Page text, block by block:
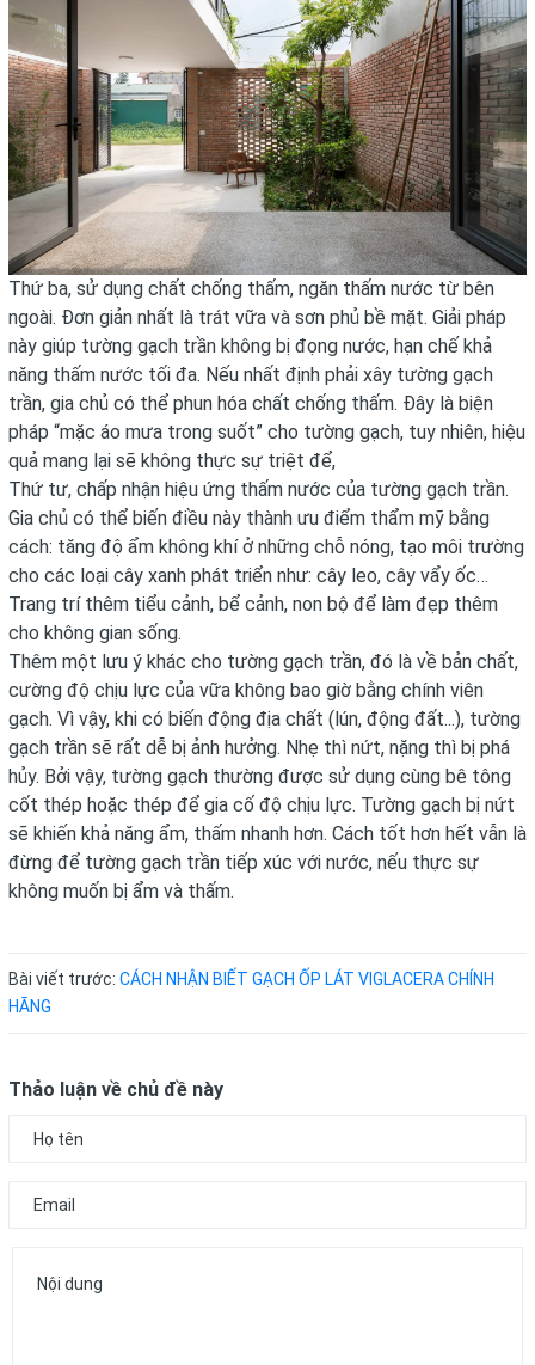
Thứ ba, sử dụng chất chống thấm, ngăn thấm nước từ bên
ngoài. Đơn giản nhất là trát vữa và sơn phủ bề mặt. Giải pháp
này giúp tường gạch trần không bị đọng nước, hạn chế khả
năng thấm nước tối đa. Nếu nhất định phải xây tường gạch
trần, gia chủ có thể phun hóa chất chống thấm. Đây là biện
pháp “mặc áo mưa trong suốt” cho tường gạch, tuy nhiên, hiệu
quả mang lại sẽ không thực sự triệt để,
Thứ tư, chấp nhận hiệu ứng thấm nước của tường gạch trần.
Gia chủ có thể biến điều này thành ưu điểm thẩm mỹ bằng
cách: tăng độ ẩm không khí ở những chỗ nóng, tạo môi trường
cho các loại cây xanh phát triển như: cây leo, cây vẩy ốc…
Trang trí thêm tiểu cảnh, bể cảnh, non bộ để làm đẹp thêm
cho không gian sống.
Thêm một lưu ý khác cho tường gạch trần, đó là về bản chất,
cường độ chịu lực của vữa không bao giờ bằng chính viên
gạch. Vì vậy, khi có biến động địa chất (lún, động đất...), tường
gạch trần sẽ rất dễ bị ảnh hưởng. Nhẹ thì nứt, nặng thì bị phá
hủy. Bởi vậy, tường gạch thường được sử dụng cùng bê tông
cốt thép hoặc thép để gia cố độ chịu lực. Tường gạch bị nứt
sẽ khiến khả năng ẩm, thấm nhanh hơn. Cách tốt hơn hết vẫn là
đừng để tường gạch trần tiếp xúc với nước, nếu thực sự
không muốn bị ẩm và thấm.
Bài viết trước: CÁCH NHẬN BIẾT GẠCH ỐP LÁT VIGLACERA CHÍNH
HÃNG
Thảo luận về chủ đề này